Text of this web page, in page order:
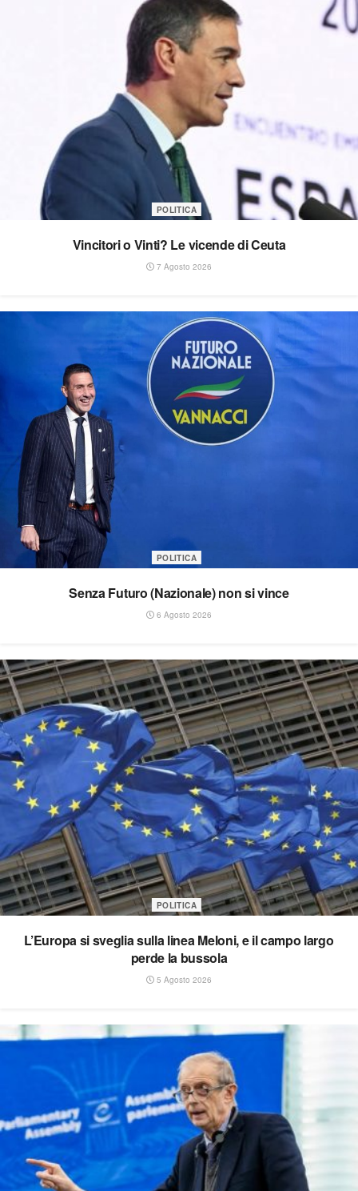
POLITICA
Vincitori o Vinti? Le vicende di Ceuta
7 Agosto 2026
POLITICA
Senza Futuro (Nazionale) non si vince
6 Agosto 2026
POLITICA
L’Europa si sveglia sulla linea Meloni, e il campo largo
perde la bussola
5 Agosto 2026